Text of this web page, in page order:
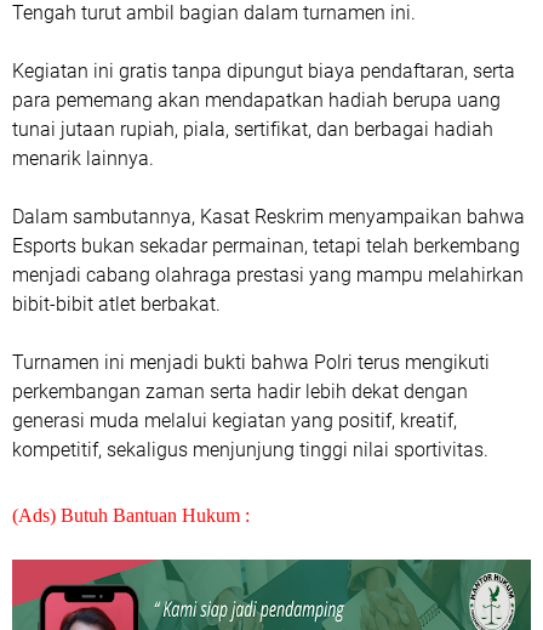
Tengah turut ambil bagian dalam turnamen ini.
Kegiatan ini gratis tanpa dipungut biaya pendaftaran, serta
para pememang akan mendapatkan hadiah berupa uang
tunai jutaan rupiah, piala, sertifikat, dan berbagai hadiah
menarik lainnya.
Dalam sambutannya, Kasat Reskrim menyampaikan bahwa
Esports bukan sekadar permainan, tetapi telah berkembang
menjadi cabang olahraga prestasi yang mampu melahirkan
bibit-bibit atlet berbakat.
Turnamen ini menjadi bukti bahwa Polri terus mengikuti
perkembangan zaman serta hadir lebih dekat dengan
generasi muda melalui kegiatan yang positif, kreatif,
kompetitif, sekaligus menjunjung tinggi nilai sportivitas.
(Ads) Butuh Bantuan Hukum :